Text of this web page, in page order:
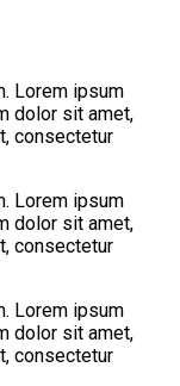
Lorem ipsum
dolor sit amet,
consectetur
Lorem ipsum
dolor sit amet,
consectetur
Lorem ipsum
dolor sit amet,
consectetur